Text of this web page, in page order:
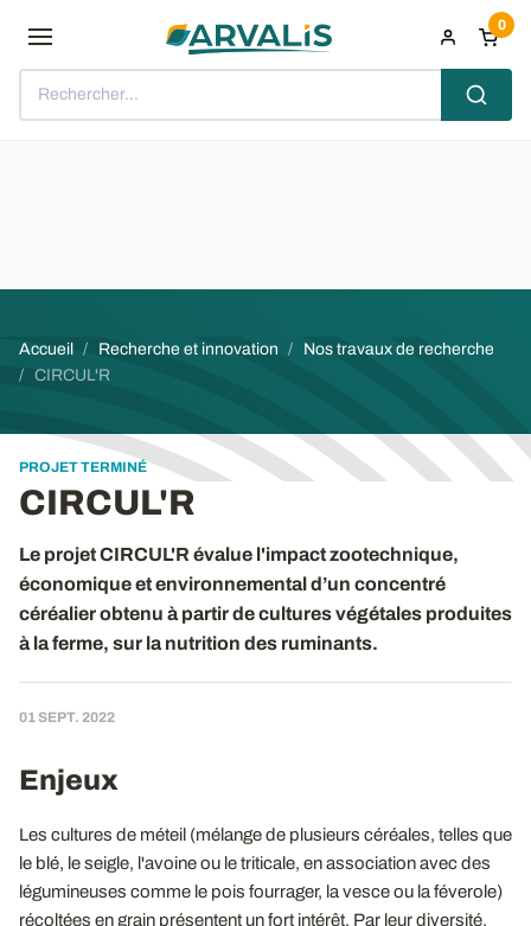
Rechercher...
0
Fil d'Ariane
Accueil Recherche et innovation
Nos travaux de recherche
CIRCUL'R
PROJET TERMINÉ
CIRCUL'R
Le projet CIRCUL'R évalue l'impact zootechnique,
économique et environnemental d’un concentré
céréalier obtenu à partir de cultures végétales produites
à la ferme, sur la nutrition des ruminants.
01 SEPT. 2022
Enjeux
Les cultures de méteil (mélange de plusieurs céréales, telles que
le blé, le seigle, l'avoine ou le triticale, en association avec des
légumineuses comme le pois fourrager, la vesce ou la féverole)
récoltées en grain présentent un fort intérêt. Par leur diversité,